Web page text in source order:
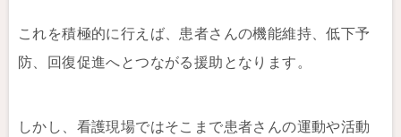
これを積極的に行えば、患者さんの機能維持、低下予
防、回復促進へとつながる援助となります。
しかし、看護現場ではそこまで患者さんの運動や活動